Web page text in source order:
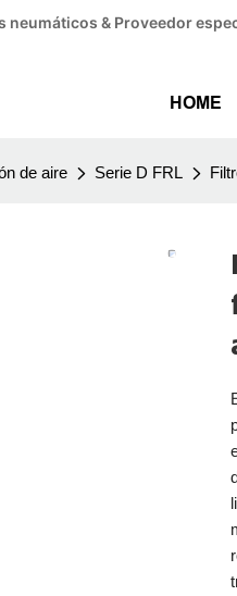
& Proveedor
HOME
de aire Serie D FRL